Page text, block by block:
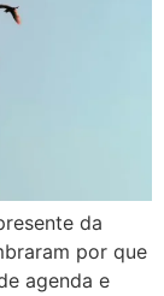
da
por que
agenda e